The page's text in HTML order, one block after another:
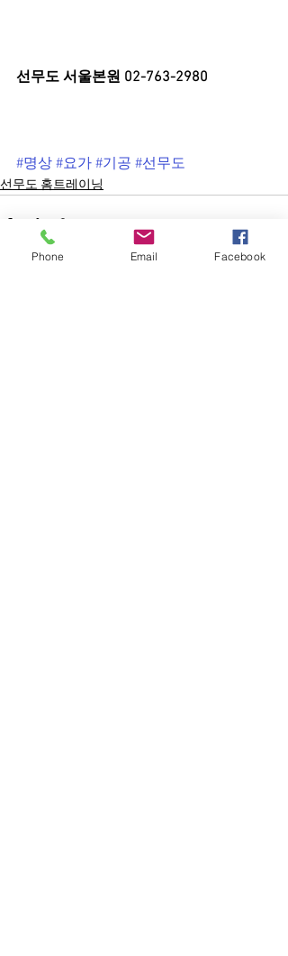
선무도 서울본원 02-763-2980
#명상 #요가 #기공 #선무도
선무도 홈트레이닝
Phone Email Facebook